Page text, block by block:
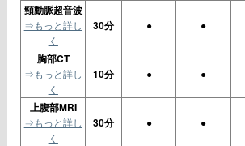
頸動脈超音波
⇒もっと詳し
く
30分 ● ●
胸部CT
⇒もっと詳し
く
10分 ● ●
上腹部MRI
⇒もっと詳し
く
30分 ● ●